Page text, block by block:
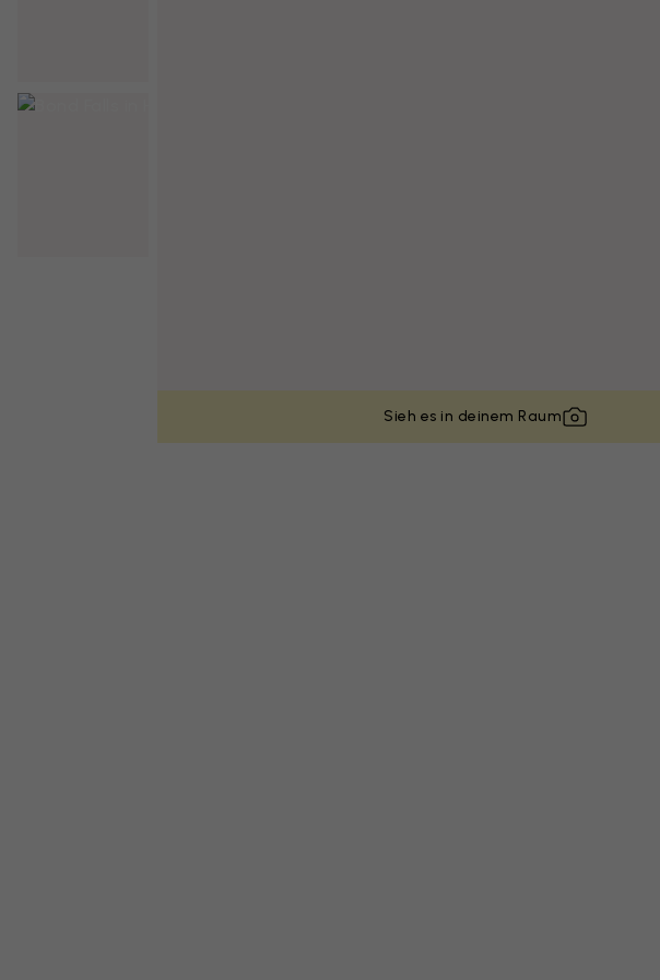
Sieh es in deinem Raum